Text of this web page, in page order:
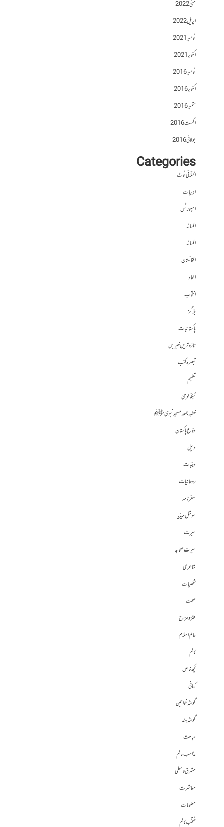
مئی 2022
اپریل 2022
نومبر 2021
اکتوبر 2021
نومبر 2016
اکتوبر 2016
ستمبر 2016
اگست 2016
جولائی 2016
Categories
اختلافی نوٹ
ادبیات
اسپورٹس
افسانہ
افسانہ
افغانستان
الحاد
انتخاب
بلاگز
پاکستانیات
تازہ ترین خبریں
تبصرہ کتب
تعلیم
ٹیکنالوجی
خطبہ جمعہ مسجد نبوی ﷺ
دفاع پاکستان
دلیل
دینیات
روحانیات
سفرنامہ
سوشل میڈیا
سیرت
سیرت صحابہ
شاعری
شخصیات
صحت
طنز و مزاح
عالم اسلام
کالم
کچھ خاص
کہانی
گوشہ خواتین
گوشہ ہند
مباحث
مذاہب عالم
مشرق وسطی
معاشرت
معلومات
منتخب کالم